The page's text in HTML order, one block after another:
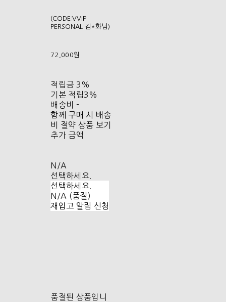
(CODE:VVIP
PERSONAL 김*화님)
72,000원
적립금 3%
기본 적립3%
배송비 -
함께 구매 시 배송
비 절약 상품 보기
추가 금액
N/A
선택하세요.
선택하세요.
N/A (품절)
재입고 알림 신청
품절된 상품입니